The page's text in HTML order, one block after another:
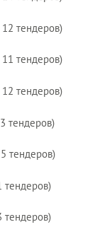
12 тендеров)
11 тендеров)
12 тендеров)
тендеров)
тендеров)
тендеров)
тендеров)